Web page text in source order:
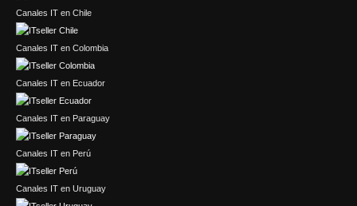
Canales IT en Chile
Canales IT en Colombia
Canales IT en Ecuador
Canales IT en Paraguay
Canales IT en Perú
Canales IT en Uruguay